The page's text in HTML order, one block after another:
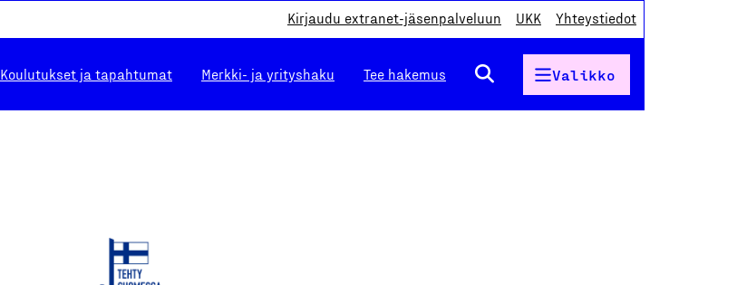
Kirjaudu extranet-jäsenpalveluun UKK Yhteystiedot
Koulutukset ja tapahtumat Merkki- ja yrityshaku Tee hakemus Valikko